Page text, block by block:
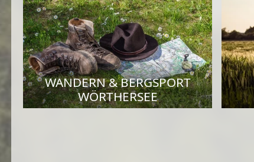
WANDERN & BERGSPORT
WÖRTHERSEE